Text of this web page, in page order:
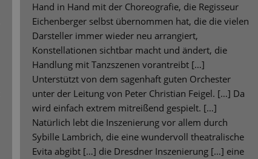
Hand in Hand mit der Choreografie, die Regisseur
Eichenberger selbst übernommen hat, die die vielen
Darsteller immer wieder neu arrangiert,
Konstellationen sichtbar macht und ändert, die
Handlung mit Tanzszenen vorantreibt […]
Unterstützt von dem sagenhaft guten Orchester
unter der Leitung von Peter Christian Feigel. […] Da
wird einfach extrem mitreißend gespielt. […]
Natürlich lebt die Inszenierung vor allem durch
Sybille Lambrich, die eine wundervoll theatralische
Evita abgibt […] die Dresdner Inszenierung […] eine